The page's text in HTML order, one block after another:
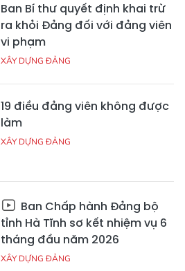
Ban Bí thư quyết định khai trừ
ra khỏi Đảng đối với đảng viên
vi phạm
XÂY DỰNG ĐẢNG
19 điều đảng viên không được
làm
XÂY DỰNG ĐẢNG
Ban Chấp hành Đảng bộ
tỉnh Hà Tĩnh sơ kết nhiệm vụ 6
tháng đầu năm 2026
XÂY DỰNG ĐẢNG